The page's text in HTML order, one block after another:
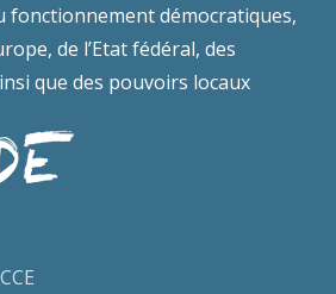
fonctionnement démocratiques,
de l’Etat fédéral, des
que des pouvoirs locaux